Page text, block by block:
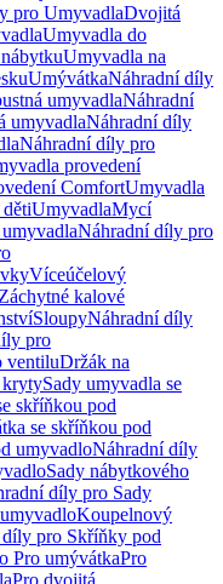
pro UmyvadlaDvojitá
Umyvadla do
Umyvadla na
UmývátkaNáhradní díly
umyvadlaNáhradní
umyvadlaNáhradní díly
Náhradní díly pro
provedení
ComfortUmyvadla
UmyvadlaMycí
Náhradní díly pro
Víceúčelový
Záchytné kalové
SloupyNáhradní díly
pro
ventiluDržák na
Sady umyvadla se
skříňkou pod
se skříňkou pod
umyvadloNáhradní díly
Sady nábytkového
díly pro Sady
Koupelnový
pro Skříňky pod
Pro umývátkaPro
Pro dvojitá